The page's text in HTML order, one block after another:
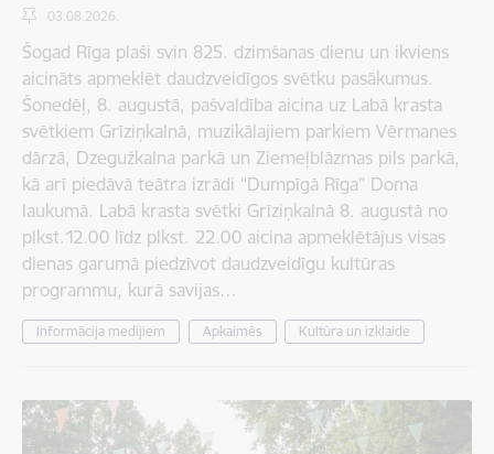
03.08.2026.
Šogad Rīga plaši svin 825. dzimšanas dienu un ikviens
aicināts apmeklēt daudzveidīgos svētku pasākumus.
Šonedēļ, 8. augustā, pašvaldība aicina uz Labā krasta
svētkiem Grīziņkalnā, muzikālajiem parkiem Vērmanes
dārzā, Dzegužkalna parkā un Ziemeļblāzmas pils parkā,
kā arī piedāvā teātra izrādi “Dumpīgā Rīga” Doma
laukumā. Labā krasta svētki Grīziņkalnā 8. augustā no
plkst.12.00 līdz plkst. 22.00 aicina apmeklētājus visas
dienas garumā piedzīvot daudzveidīgu kultūras
programmu, kurā savijas…
Informācija medijiem Apkaimēs Kultūra un izklaide